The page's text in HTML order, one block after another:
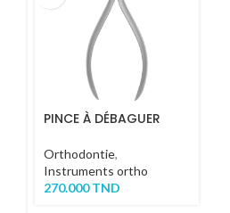
PINCE À DÉBAGUER
Orthodontie,
Instruments ortho
270.000TND